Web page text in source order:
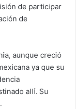
de participar
de
aunque creció
ya que su
allí. Su